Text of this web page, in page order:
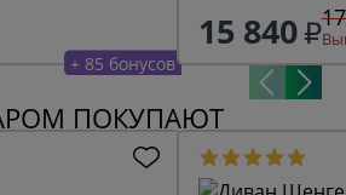
+ 85 бонусов
15 840
ПОКУПАЮТ